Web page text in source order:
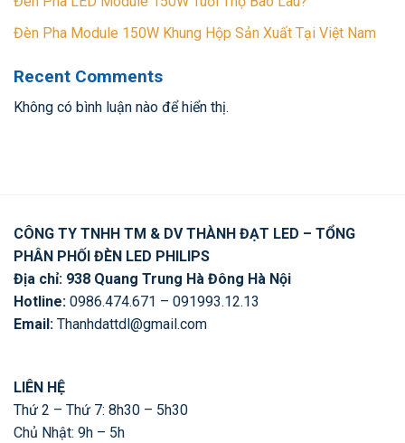
Đèn Pha Module 150W Khung Hộp Sản Xuất Tại Việt Nam
Recent Comments
Không có bình luận nào để hiển thị.
CÔNG TY TNHH TM & DV THÀNH ĐẠT LED – TỔNG
PHÂN PHỐI ĐÈN LED PHILIPS
Địa chỉ: 938 Quang Trung Hà Đông Hà Nội
Hotline: 0986.474.671 – 091993.12.13
Email: Thanhdattdl@gmail.com
LIÊN HỆ
Thứ 2 – Thứ 7: 8h30 – 5h30
Chủ Nhật: 9h – 5h